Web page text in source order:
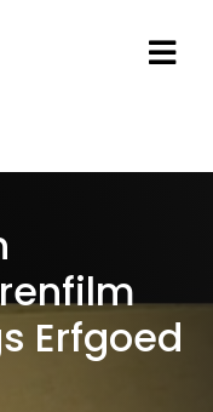
Erfgoed